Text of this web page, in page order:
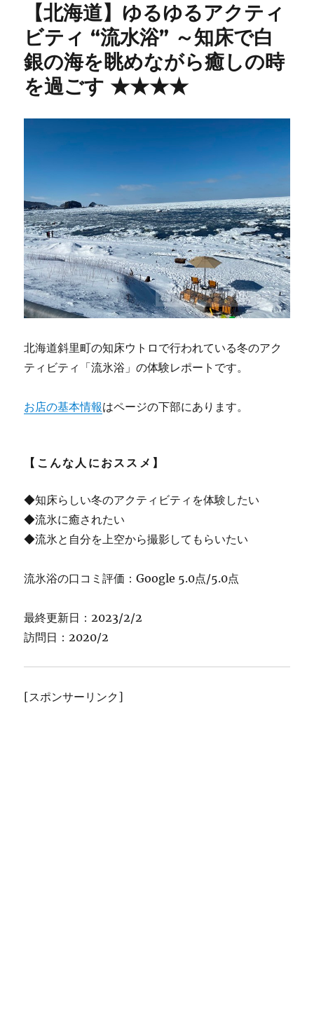
【北海道】ゆるゆるアクティ
ビティ “流水浴” ～知床で白
銀の海を眺めながら癒しの時
を過ごす ★★★★
北海道斜里町の知床ウトロで行われている冬のアク
ティビティ「流氷浴」の体験レポートです。
お店の基本情報はページの下部にあります。
【こんな人におススメ】
◆知床らしい冬のアクティビティを体験したい
◆流氷に癒されたい
◆流氷と自分を上空から撮影してもらいたい
流氷浴の口コミ評価：Google 5.0点/5.0点
最終更新日：2023/2/2
訪問日：2020/2
[スポンサーリンク]